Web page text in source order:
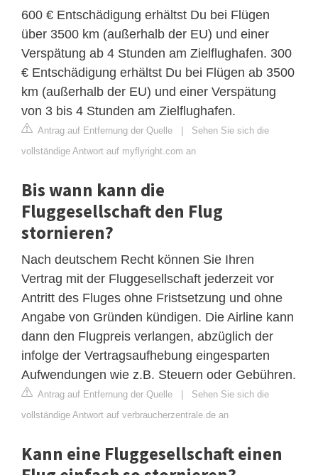
600 € Entschädigung erhältst Du bei Flügen
über 3500 km (außerhalb der EU) und einer
Verspätung ab 4 Stunden am Zielflughafen. 300
€ Entschädigung erhältst Du bei Flügen ab 3500
km (außerhalb der EU) und einer Verspätung
von 3 bis 4 Stunden am Zielflughafen.
Antrag auf Entfernung der Quelle | Sehen Sie sich die
vollständige Antwort auf myflyright.com an
Bis wann kann die
Fluggesellschaft den Flug
stornieren?
Nach deutschem Recht können Sie Ihren
Vertrag mit der Fluggesellschaft jederzeit vor
Antritt des Fluges ohne Fristsetzung und ohne
Angabe von Gründen kündigen. Die Airline kann
dann den Flugpreis verlangen, abzüglich der
infolge der Vertragsaufhebung eingesparten
Aufwendungen wie z.B. Steuern oder Gebühren.
Antrag auf Entfernung der Quelle | Sehen Sie sich die
vollständige Antwort auf verbraucherzentrale.de an
Kann eine Fluggesellschaft einen